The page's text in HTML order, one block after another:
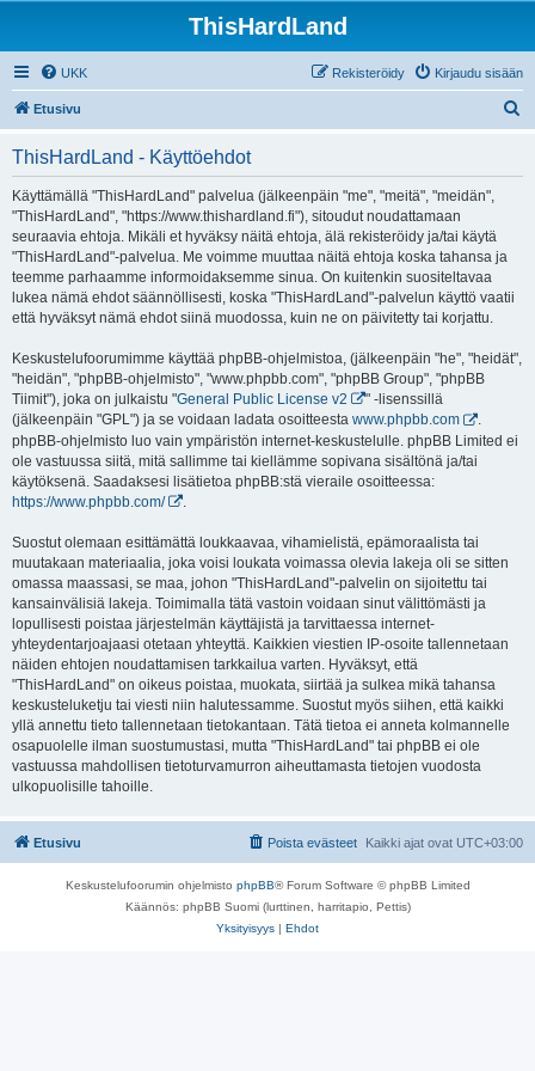
ThisHardLand
UKK Kirjaudu sisään
Rekisteröidy
Etusivu
ThisHardLand - Käyttöehdot
Käyttämällä "ThisHardLand" palvelua (jälkeenpäin "me", "meitä", "meidän",
"ThisHardLand", "https://www.thishardland.fi"), sitoudut noudattamaan
seuraavia ehtoja. Mikäli et hyväksy näitä ehtoja, älä rekisteröidy ja/tai käytä
"ThisHardLand"-palvelua. Me voimme muuttaa näitä ehtoja koska tahansa ja
teemme parhaamme informoidaksemme sinua. On kuitenkin suositeltavaa
lukea nämä ehdot säännöllisesti, koska "ThisHardLand"-palvelun käyttö vaatii
että hyväksyt nämä ehdot siinä muodossa, kuin ne on päivitetty tai korjattu.
Keskustelufoorumimme käyttää phpBB-ohjelmistoa, (jälkeenpäin "he", "heidät",
"heidän", "phpBB-ohjelmisto", "www.phpbb.com", "phpBB Group", "phpBB
Tiimit"), joka on julkaistu "General Public License v2
" -lisenssillä
(jälkeenpäin "GPL") ja se voidaan ladata osoitteesta www.phpbb.com
.
phpBB-ohjelmisto luo vain ympäristön internet-keskustelulle. phpBB Limited ei
ole vastuussa siitä, mitä sallimme tai kiellämme sopivana sisältönä ja/tai
käytöksenä. Saadaksesi lisätietoa phpBB:stä vieraile osoitteessa:
https://www.phpbb.com/
Suostut olemaan esittämättä loukkaavaa, vihamielistä, epämoraalista tai
muutakaan materiaalia, joka voisi loukata voimassa olevia lakeja oli se sitten
omassa maassasi, se maa, johon "ThisHardLand"-palvelin on sijoitettu tai
kansainvälisiä lakeja. Toimimalla tätä vastoin voidaan sinut välittömästi ja
lopullisesti poistaa järjestelmän käyttäjistä ja tarvittaessa internet-
yhteydentarjoajaasi otetaan yhteyttä. Kaikkien viestien IP-osoite tallennetaan
näiden ehtojen noudattamisen tarkkailua varten. Hyväksyt, että
"ThisHardLand" on oikeus poistaa, muokata, siirtää ja sulkea mikä tahansa
keskusteluketju tai viesti niin halutessamme. Suostut myös siihen, että kaikki
yllä annettu tieto tallennetaan tietokantaan. Tätä tietoa ei anneta kolmannelle
osapuolelle ilman suostumustasi, mutta "ThisHardLand" tai phpBB ei ole
vastuussa mahdollisen tietoturvamurron aiheuttamasta tietojen vuodosta
ulkopuolisille tahoille.
Etusivu Kaikki ajat ovat UTC+03:00
Poista evästeet
Keskustelufoorumin ohjelmisto phpBB® Forum Software © phpBB Limited
Käännös: phpBB Suomi (lurttinen, harritapio, Pettis)
Yksityisyys | Ehdot